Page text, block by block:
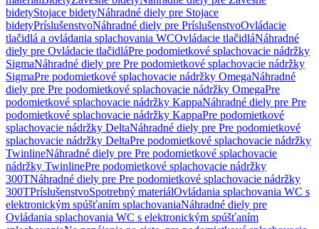
bidetyStojace bidetyNáhradné diely pre Stojace
bidetyPríslušenstvoNáhradné diely pre PríslušenstvoOvládacie
tlačidlá a ovládania splachovania WCOvládacie tlačidláNáhradné
diely pre Ovládacie tlačidláPre podomietkové splachovacie nádržky
SigmaNáhradné diely pre Pre podomietkové splachovacie nádržky
SigmaPre podomietkové splachovacie nádržky OmegaNáhradné
diely pre Pre podomietkové splachovacie nádržky OmegaPre
podomietkové splachovacie nádržky KappaNáhradné diely pre Pre
podomietkové splachovacie nádržky KappaPre podomietkové
splachovacie nádržky DeltaNáhradné diely pre Pre podomietkové
splachovacie nádržky DeltaPre podomietkové splachovacie nádržky
TwinlineNáhradné diely pre Pre podomietkové splachovacie
nádržky TwinlinePre podomietkové splachovacie nádržky
300TNáhradné diely pre Pre podomietkové splachovacie nádržky
300TPríslušenstvoSpotrebný materiálOvládania splachovania WC s
elektronickým spúšťaním splachovaniaNáhradné diely pre
Ovládania splachovania WC s elektronickým spúšťaním